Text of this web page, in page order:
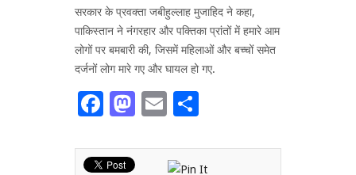
सरकार के प्रवक्ता जबीहुल्लाह मुजाहिद ने कहा,
पाकिस्तान ने नंगरहार और पक्तिका प्रांतों में हमारे आम
लोगों पर बमबारी की, जिसमें महिलाओं और बच्चों समेत
दर्जनों लोग मारे गए और घायल हो गए.
Facebook
Mastodon
Email